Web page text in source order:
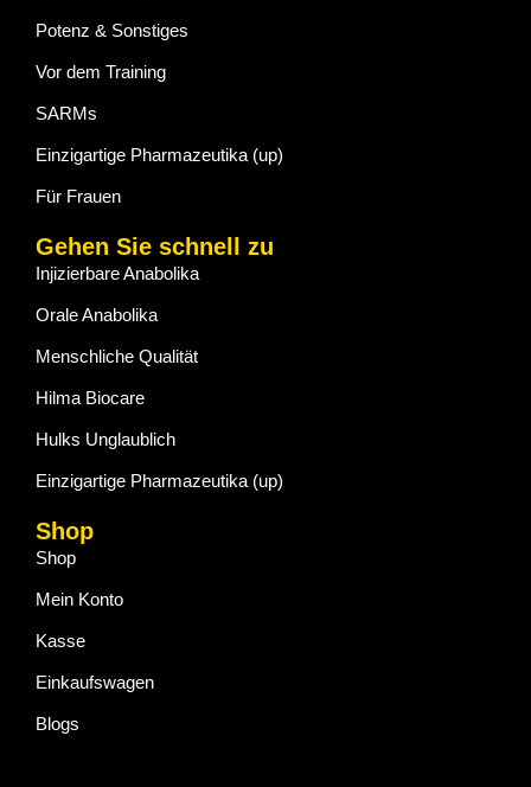
Potenz & Sonstiges
Vor dem Training
SARMs
Einzigartige Pharmazeutika (up)
Für Frauen
Gehen Sie schnell zu
Injizierbare Anabolika
Orale Anabolika
Menschliche Qualität
Hilma Biocare
Hulks Unglaublich
Einzigartige Pharmazeutika (up)
Shop
Shop
Mein Konto
Kasse
Einkaufswagen
Blogs